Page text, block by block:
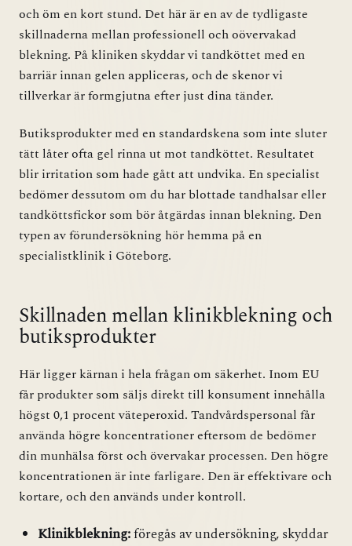
och öm en kort stund. Det här är en av de tydligaste
skillnaderna mellan professionell och oövervakad
blekning. På kliniken skyddar vi tandköttet med en
barriär innan gelen appliceras, och de skenor vi
tillverkar är formgjutna efter just dina tänder.
Butiksprodukter med en standardskena som inte sluter
tätt låter ofta gel rinna ut mot tandköttet. Resultatet
blir irritation som hade gått att undvika. En specialist
bedömer dessutom om du har blottade tandhalsar eller
tandköttsfickor som bör åtgärdas innan blekning. Den
typen av förundersökning hör hemma på en
specialistklinik i Göteborg.
Skillnaden mellan klinikblekning och
butiksprodukter
Här ligger kärnan i hela frågan om säkerhet. Inom EU
får produkter som säljs direkt till konsument innehålla
högst 0,1 procent väteperoxid. Tandvårdspersonal får
använda högre koncentrationer eftersom de bedömer
din munhälsa först och övervakar processen. Den högre
koncentrationen är inte farligare. Den är effektivare och
kortare, och den används under kontroll.
Klinikblekning:föregås av undersökning, skyddar